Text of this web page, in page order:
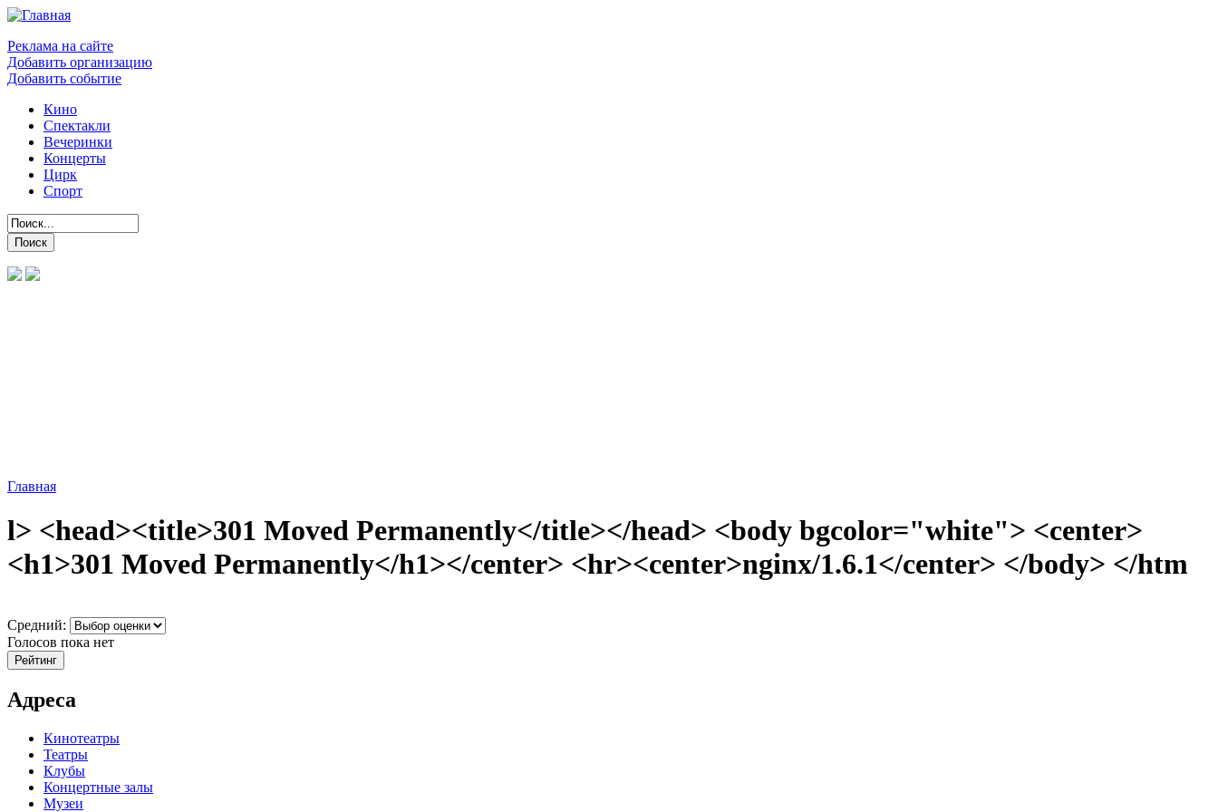
Реклама на сайте
Добавить организацию
Добавить событие
Кино
Спектакли
Вечеринки
Концерты
Цирк
Спорт
Главная
l> <head><title>301 Moved Permanently</title></head> <body bgcolor="white"> <center>
<h1>301 Moved Permanently</h1></center> <hr><center>nginx/1.6.1</center> </body> </htm
Средний:
Голосов пока нет
Адреса
Кинотеатры
Театры
Клубы
Концертные залы
Музеи